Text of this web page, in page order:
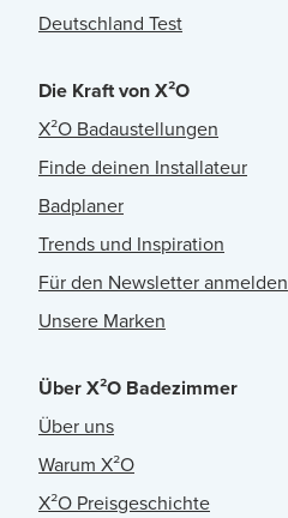
Deutschland Test
Die Kraft von X²O
X²O Badaustellungen
Finde deinen Installateur
Badplaner
Trends und Inspiration
Für den Newsletter anmelden
Unsere Marken
Über X²O Badezimmer
Über uns
Warum X²O
X²O Preisgeschichte